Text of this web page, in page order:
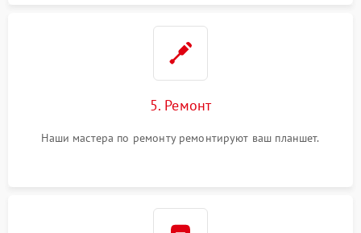
5. Ремонт
Наши мастера по ремонту ремонтируют ваш планшет.